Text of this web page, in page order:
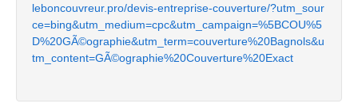
leboncouvreur.pro/devis-entreprise-couverture/?utm_sour
ce=bing&utm_medium=cpc&utm_campaign=%5BCOU%5
D%20GÃ©ographie&utm_term=couverture%20Bagnols&u
tm_content=GÃ©ographie%20Couverture%20Exact